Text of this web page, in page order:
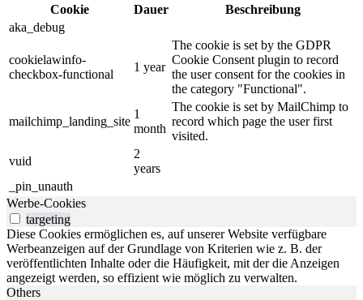
Cookie
Dauer
Beschreibung
aka_debug
cookielawinfo-
checkbox-functional
1 year
The cookie is set by the GDPR
Cookie Consent plugin to record
the user consent for the cookies in
the category "Functional".
mailchimp_landing_site
1
month
The cookie is set by MailChimp to
record which page the user first
visited.
vuid
2
years
_pin_unauth
Werbe-Cookies
targeting
Diese Cookies ermöglichen es, auf unserer Website verfügbare
Werbeanzeigen auf der Grundlage von Kriterien wie z. B. der
veröffentlichten Inhalte oder die Häufigkeit, mit der die Anzeigen
angezeigt werden, so effizient wie möglich zu verwalten.
Others